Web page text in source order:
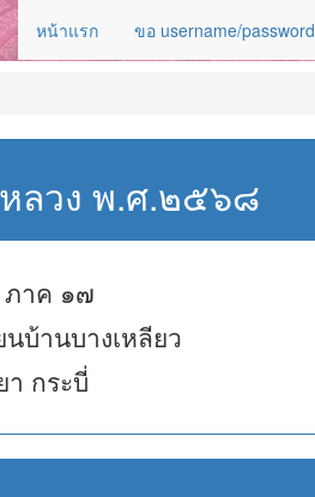
หน้าแรก ขอ username/password
ลวง พ.ศ.๒๕๖๘
ภาค ๑๗
บ้านบางเหลียว
กระบี่